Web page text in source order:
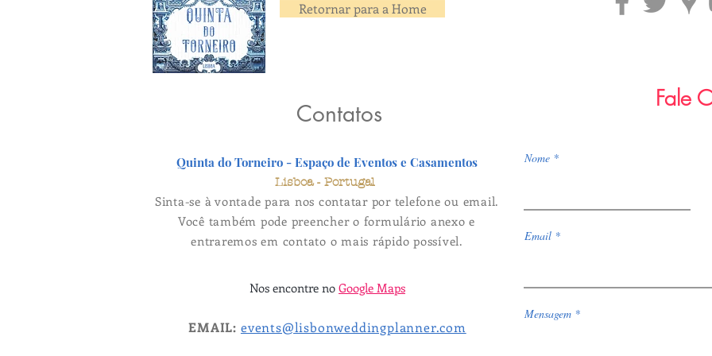
Retornar para a Home
Contatos
Quinta do Torneiro - Espaço de Eventos e Casamentos
Lisboa - Portugal
Sinta-se à vontade para nos contatar por telefone ou email.
Você também pode preencher o formulário anexo e
entraremos em contato o mais rápido possível.
Nos encontre no Google Maps
EMAIL: events@lisbonweddingplanner.com
Fale
Nome
Email
Mensagem